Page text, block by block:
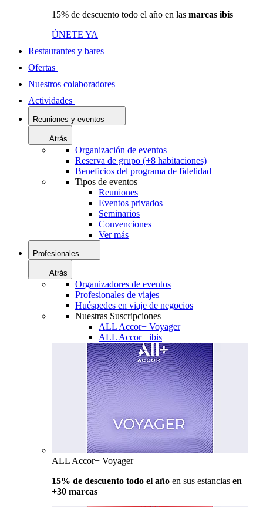
15% de descuento todo el año en las marcas ibis
ÚNETE YA
Restaurantes y bares
Ofertas
Nuestros colaboradores
Actividades
Reuniones y eventos
Atrás
Organización de eventos
Reserva de grupo (+8 habitaciones)
Beneficios del programa de fidelidad
Tipos de eventos
Reuniones
Eventos privados
Seminarios
Convenciones
Ver más
Profesionales
Atrás
Organizadores de eventos
Profesionales de viajes
Huéspedes en viaje de negocios
Nuestras Suscripciones
ALL Accor+ Voyager
ALL Accor+ ibis
ALL Accor+ Voyager
15% de descuento todo el año en sus estancias en
+30 marcas